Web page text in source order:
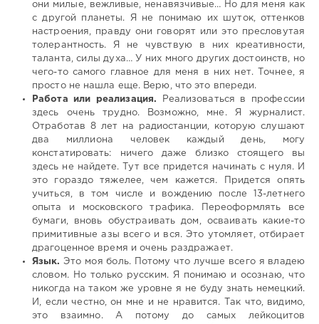
они милые, вежливые, ненавязчивые… Но для меня как
с другой планеты. Я не понимаю их шуток, оттенков
настроения, правду они говорят или это пресловутая
толерантность. Я не чувствую в них креативности,
таланта, силы духа… У них много других достоинств, но
чего-то самого главное для меня в них нет. Точнее, я
просто не нашла еще. Верю, что это впереди.
Работа или реализация.
Реализоваться в профессии
здесь очень трудно. Возможно, мне. Я журналист.
Отработав 8 лет на радиостанции, которую слушают
два миллиона человек каждый день, могу
констатировать: ничего даже близко стоящего вы
здесь не найдете. Тут все придется начинать с нуля. И
это гораздо тяжелее, чем кажется. Придется опять
учиться, в том числе и вождению после 13-летнего
опыта и московского трафика. Переоформлять все
бумаги, вновь обустраивать дом, осваивать какие-то
примитивные азы всего и вся. Это утомляет, отбирает
драгоценное время и очень раздражает.
Язык.Это моя боль. Потому что лучше всего я владею
словом. Но только русским. Я понимаю и осознаю, что
никогда на таком же уровне я не буду знать немецкий.
И, если честно, он мне и не нравится. Так что, видимо,
это взаимно. А потому до самых лейкоцитов